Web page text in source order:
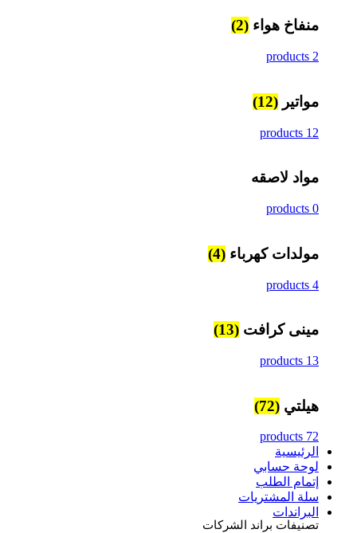
منفاخ هواء (2)
2 products
مواتير (12)
12 products
مواد لاصقه
0 products
مولدات كهرباء (4)
4 products
مينى كرافت (13)
13 products
هيلتي (72)
72 products
الرئيسية
لوحة حسابي
إتمام الطلب
سلة المشتريات
البراندات
تصنيفات براند الشركات